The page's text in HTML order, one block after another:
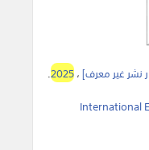
نشر غير معرف]،2025
.
International